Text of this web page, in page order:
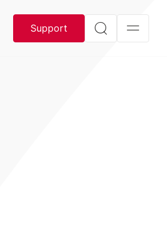
Support